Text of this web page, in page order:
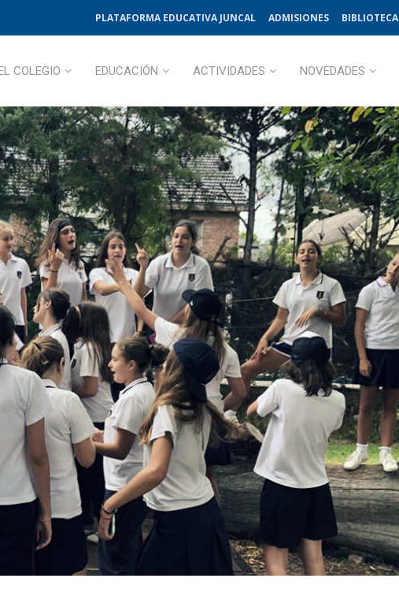
PLATAFORMA EDUCATIVA JUNCAL ADMISIONES BIBLIOTECA
COLEGIO EDUCACIÓN ACTIVIDADES NOVEDADES